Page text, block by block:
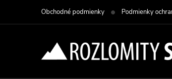
Obchodné podmienky Podmienky